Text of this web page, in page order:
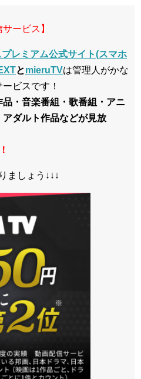
ービス】
レミアム公式サイト(スマホ
とmieruTVは管理人がかな
ビスです！
・音楽番組・歌番組・アニ
ダルト作品などが見放
ましょう↓↓↓